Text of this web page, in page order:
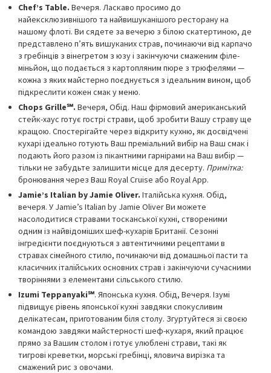
Chef’s Table. Вечеря. Ласкаво просимо до
найексклюзивнішого та найвишуканішого ресторану на
нашому флоті. Ви сядете за вечерю з білою скатертиною, де
представлено п’ять вишуканих страв, починаючи від карпачо
з гребінців з вінегретом з юзу і закінчуючи смаженим філе-
міньйон, що подається з картопляним пюре з трюфелями —
кожна з яких майстерно поєднується з ідеальним вином, щоб
підкреслити кожен смак у меню.
Chops Grille℠. Вечеря, Обід. Наш фірмовий американський
стейк-хаус готує гострі страви, щоб зробити Вашу страву ще
кращою. Спостерігайте через відкриту кухню, як досвідчені
кухарі ідеально готують Ваш преміальний вибір на Ваш смак і
подають його разом із пікантними гарнірами на Ваш вибір —
тільки не забудьте залишити місце для десерту. Примітка:
бронювання через Ваш Royal Cruise або Royal App.
Jamie’s Italian by Jamie Oliver. Італійська кухня. Обід,
вечеря. У Jamie’s Italian by Jamie Oliver Ви можете
насолодитися стравами тосканської кухні, створеними
одним із найвідоміших шеф-кухарів Британії. Сезонні
інгредієнти поєднуються з автентичними рецептами в
стравах сімейного стилю, починаючи від домашньої пасти та
класичних італійських основних страв і закінчуючи сучасними
творіннями з елементами сільського стилю.
Izumi Teppanyaki℠. Японська кухня. Обід, Вечеря. Ізумі
підвищує рівень японської кухні завдяки спокусливим
делікатесам, приготованим біля столу. Згуртуйтеся зі своєю
командою завдяки майстерності шеф-кухаря, який працює
прямо за Вашим столом і готує улюблені страви, такі як
тигрові креветки, морські гребінці, яловича вирізка та
смажений рис з овочами.